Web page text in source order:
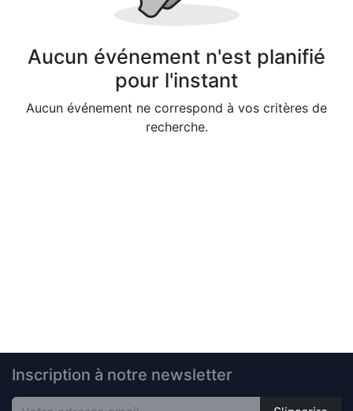
Aucun événement n'est planifié
pour l'instant
Aucun événement ne correspond à vos critères de
recherche.
Inscription à notre newsletter